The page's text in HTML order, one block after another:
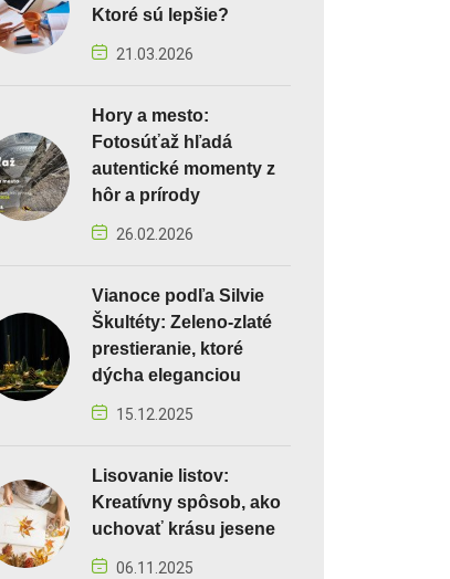
Ktoré sú lepšie?
21.03.2026
Hory a mesto:
Fotosúťaž hľadá
autentické momenty z
hôr a prírody
26.02.2026
Vianoce podľa Silvie
Škultéty: Zeleno-zlaté
prestieranie, ktoré
dýcha eleganciou
15.12.2025
Lisovanie listov:
Kreatívny spôsob, ako
uchovať krásu jesene
06.11.2025